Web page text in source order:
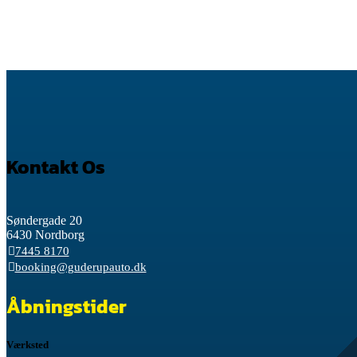
Kontakt Os
Søndergade 20
6430 Nordborg
7445 8170
booking@guderupauto.dk
Åbningstider
Værksted